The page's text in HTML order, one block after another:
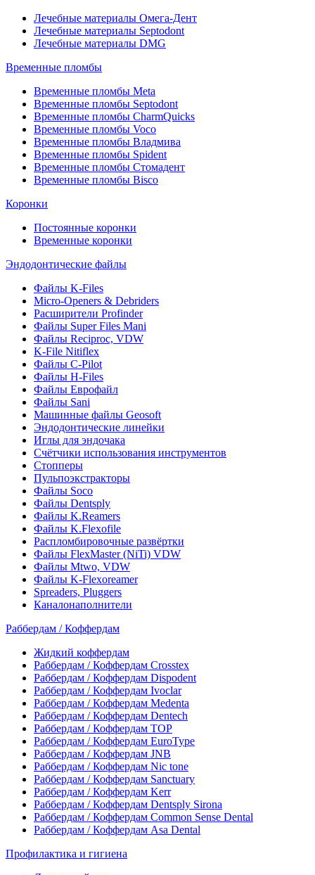
Лечебные материалы Омега-Дент
Лечебные материалы Septodont
Лечебные материалы DMG
Временные пломбы
Временные пломбы Meta
Временные пломбы Septodont
Временные пломбы CharmQuicks
Временные пломбы Voco
Временные пломбы Владмива
Временные пломбы Spident
Временные пломбы Стомадент
Временные пломбы Bisco
Коронки
Постоянные коронки
Временные коронки
Эндодонтические файлы
Файлы K-Files
Micro-Openers & Debriders
Расширители Profinder
Файлы Super Files Mani
Файлы Reciproc, VDW
K-File Nitiflex
Файлы C-Pilot
Файлы H-Files
Файлы Еврофайл
Файлы Sani
Машинные файлы Geosoft
Эндодонтические линейки
Иглы для эндочака
Счётчики использования инструментов
Стопперы
Пульпоэкстракторы
Файлы Soco
Файлы Dentsply
Файлы K.Reamers
Файлы K.Flexofile
Распломбировочные развёртки
Файлы FlexMaster (NiTi) VDW
Файлы Mtwo, VDW
Файлы K-Flexoreamer
Spreaders, Pluggers
Каналонаполнители
Раббердам / Коффердам
Жидкий коффердам
Раббердам / Коффердам Crosstex
Раббердам / Коффердам Dispodent
Раббердам / Коффердам Ivoclar
Раббердам / Коффердам Medenta
Раббердам / Коффердам Dentech
Раббердам / Коффердам ТОР
Раббердам / Коффердам EuroType
Раббердам / Коффердам JNB
Раббердам / Коффердам Nic tone
Раббердам / Коффердам Sanctuary
Раббердам / Коффердам Kerr
Раббердам / Коффердам Dentsply Sirona
Раббердам / Коффердам Common Sense Dental
Раббердам / Коффердам Asa Dental
Профилактика и гигиена